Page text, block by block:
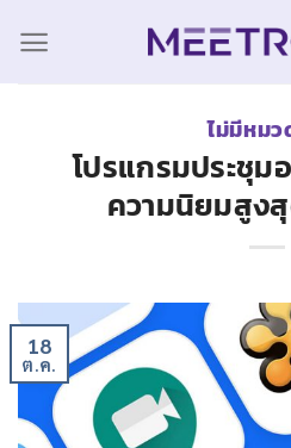
ไม่มีหม
โปรแกรมประชุม
ความนิยมสูง
18
ต.ค.